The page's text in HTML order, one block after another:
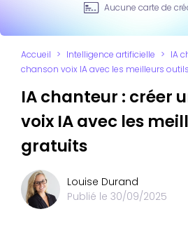
Aucune carte de
Accueil > Intelligence artificielle > IA
chanson voix IA avec les meilleurs
IA chanteur : créer
voix IA avec les
gratuits
Louise Durand
Publié le 30/09/2025